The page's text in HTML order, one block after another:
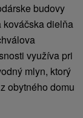
budovy
kováčska dielňa
využíva pri
mlyn, ktorý
obytného domu